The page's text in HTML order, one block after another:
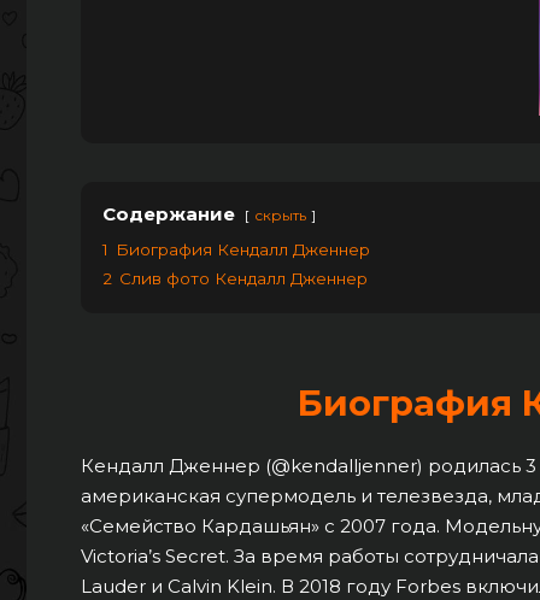
Содержание скрыть
1
Биография Кендалл Дженнер
2 Слив фото Кендалл Дженнер
Биография
Кендалл Дженнер (@kendalljenner) родилась
американская супермодель и телезвезда,
«Семейство Кардашьян» с 2007 года.
Victoria’s Secret. За время работы
Lauder и Calvin Klein. В 2018 году Forbes